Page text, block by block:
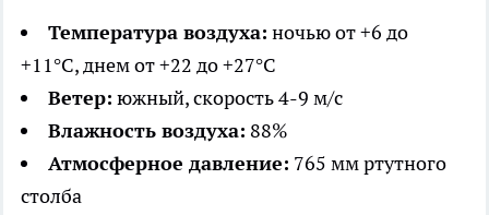
Температура воздуха: ночью от +6 до
+11°С, днем от +22 до +27°С
Ветер: южный, скорость 4-9 м/с
Влажность воздуха: 88%
Атмосферное давление: 765 мм ртутного
столба